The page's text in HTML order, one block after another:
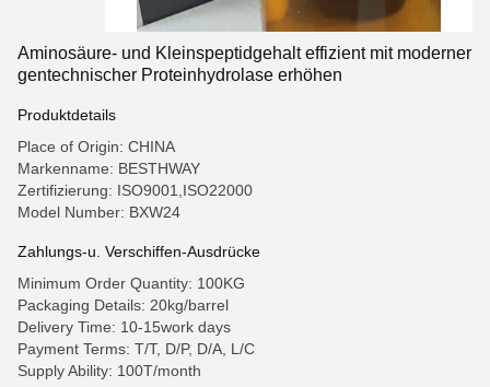
Aminosäure- und Kleinspeptidgehalt effizient mit moderner
gentechnischer Proteinhydrolase erhöhen
Produktdetails
Place of Origin: CHINA
Markenname: BESTHWAY
Zertifizierung: ISO9001,ISO22000
Model Number: BXW24
Zahlungs-u. Verschiffen-Ausdrücke
Minimum Order Quantity: 100KG
Packaging Details: 20kg/barrel
Delivery Time: 10-15work days
Payment Terms: T/T, D/P, D/A, L/C
Supply Ability: 100T/month